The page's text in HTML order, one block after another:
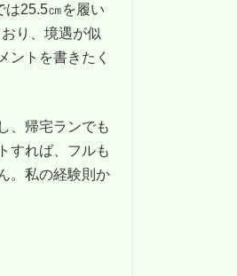
は25.5㎝を履い
り、境遇が似
ントを書きたく
、帰宅ランでも
すれば、フルも
。私の経験則か